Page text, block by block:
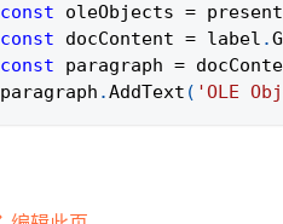
const oleObjects =
const docContent = label .
const paragraph =
paragraph .AddText ( 'OLE